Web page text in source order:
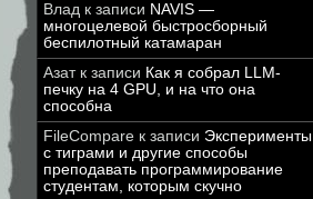
Влад к записи NAVIS —
многоцелевой быстросборный
беспилотный катамаран
Азатк записи Как я собрал LLM-
печку на 4 GPU, и на что она
способна
FileCompare к записи Эксперименты
с тиграми и другие способы
преподавать программирование
студентам, которым скучно